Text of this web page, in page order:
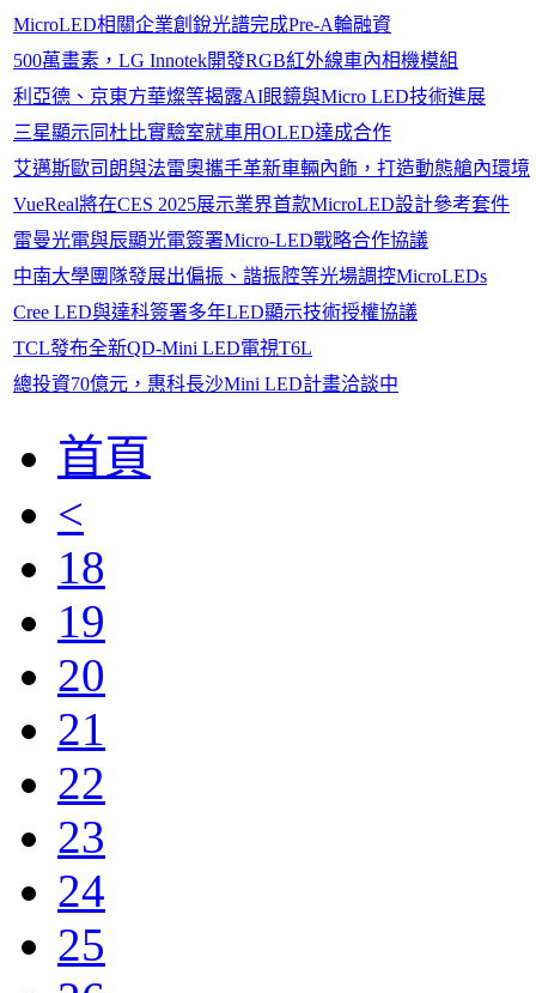
MicroLED相關企業創銳光譜完成Pre-A輪融資
500萬畫素，LG Innotek開發RGB紅外線車內相機模組
利亞德、京東方華燦等揭露AI眼鏡與Micro LED技術進展
三星顯示同杜比實驗室就車用OLED達成合作
艾邁斯歐司朗與法雷奧攜手革新車輛內飾，打造動態艙內環境
VueReal將在CES 2025展示業界首款MicroLED設計參考套件
雷曼光電與辰顯光電簽署Micro-LED戰略合作協議
中南大學團隊發展出偏振、諧振腔等光場調控MicroLEDs
Cree LED與達科簽署多年LED顯示技術授權協議
TCL發布全新QD-Mini LED電視T6L
總投資70億元，惠科長沙Mini LED計畫洽談中
首頁
<
18
19
20
21
22
23
24
25